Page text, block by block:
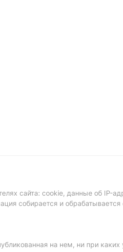
сайта: cookie, данные об IP-
собирается и обрабатывается
на нем, ни при